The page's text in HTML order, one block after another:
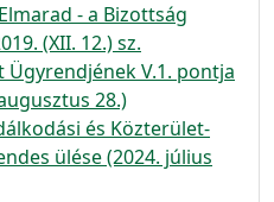
- a Bizottság
(XII. 12.) sz.
V.1. pontja
28.)
és Közterület-
ülése (2024. július